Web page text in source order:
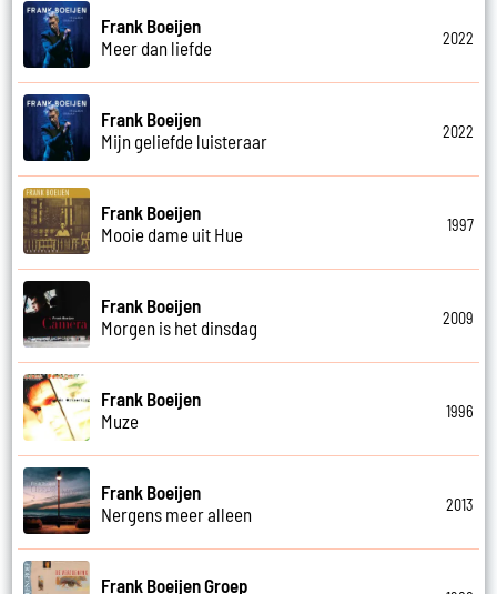
Frank Boeijen
Meer dan liefde
2022
Frank Boeijen
Mijn geliefde luisteraar
2022
Frank Boeijen
Mooie dame uit Hue
1997
Frank Boeijen
Morgen is het dinsdag
2009
Frank Boeijen
Muze
1996
Frank Boeijen
Nergens meer alleen
2013
Frank Boeijen Groep